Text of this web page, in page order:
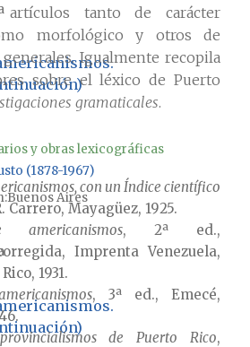
artículos tanto de carácter
morfológico y otros de
Igualmente recopila
sobre el léxico de Puerto
gramaticales.
con un Índice científico
Carrero, Mayagüez, 1925.
, 2ª ed.,
Imprenta Venezuela,
1931.
, 3ª ed., Emecé,
de Puerto Rico,
y obras lexicográficas
(1878-1967)
Buenos Aires